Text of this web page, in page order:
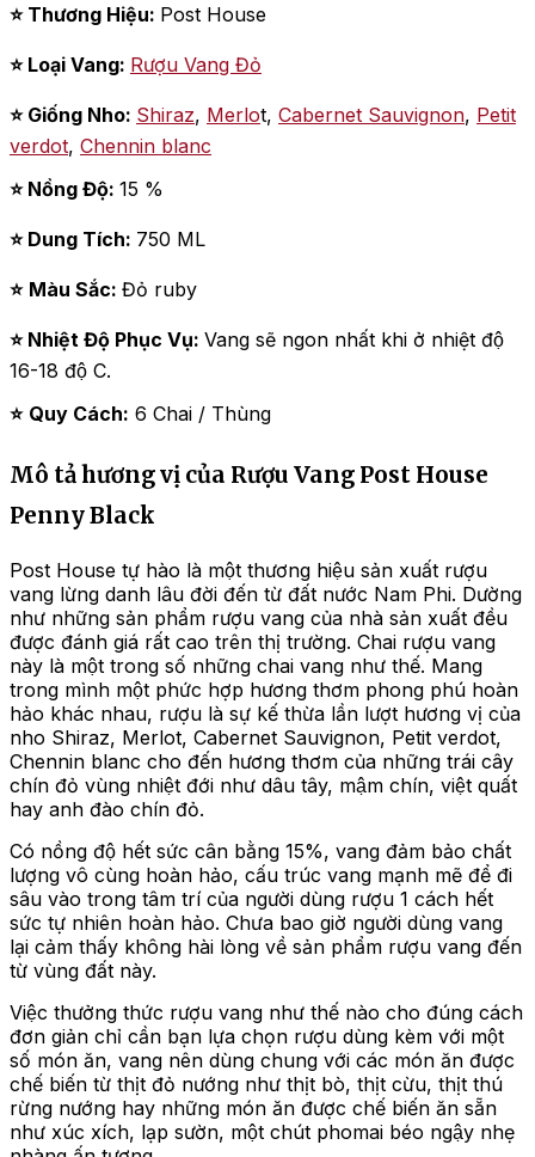
⭐ Thương Hiệu: Post House
⭐ Loại Vang: Rượu Vang Đỏ
⭐ Giống Nho: Shiraz, Merlot, Cabernet Sauvignon, Petit
verdot, Chennin blanc
⭐ Nồng Độ: 15 %
⭐ Dung Tích: 750 ML
⭐ Màu Sắc: Đỏ ruby
⭐ Nhiệt Độ Phục Vụ: Vang sẽ ngon nhất khi ở nhiệt độ
16-18 độ C.
⭐ Quy Cách: 6 Chai / Thùng
Mô tả hương vị của Rượu Vang Post House
Penny Black
Post House tự hào là một thương hiệu sản xuất rượu
vang lừng danh lâu đời đến từ đất nước Nam Phi. Dường
như những sản phẩm rượu vang của nhà sản xuất đều
được đánh giá rất cao trên thị trường. Chai rượu vang
này là một trong số những chai vang như thế. Mang
trong mình một phức hợp hương thơm phong phú hoàn
hảo khác nhau, rượu là sự kế thừa lần lượt hương vị của
nho Shiraz, Merlot, Cabernet Sauvignon, Petit verdot,
Chennin blanc cho đến hương thơm của những trái cây
chín đỏ vùng nhiệt đới như dâu tây, mậm chín, việt quất
hay anh đào chín đỏ.
Có nồng độ hết sức cân bằng 15%, vang đảm bảo chất
lượng vô cùng hoàn hảo, cấu trúc vang mạnh mẽ để đi
sâu vào trong tâm trí của người dùng rượu 1 cách hết
sức tự nhiên hoàn hảo. Chưa bao giờ người dùng vang
lại cảm thấy không hài lòng về sản phẩm rượu vang đến
từ vùng đất này.
Việc thưởng thức rượu vang như thế nào cho đúng cách
đơn giản chỉ cần bạn lựa chọn rượu dùng kèm với một
số món ăn, vang nên dùng chung với các món ăn được
chế biến từ thịt đỏ nướng như thịt bò, thịt cừu, thịt thú
rừng nướng hay những món ăn được chế biến ăn sẵn
như xúc xích, lạp sườn, một chút phomai béo ngậy nhẹ